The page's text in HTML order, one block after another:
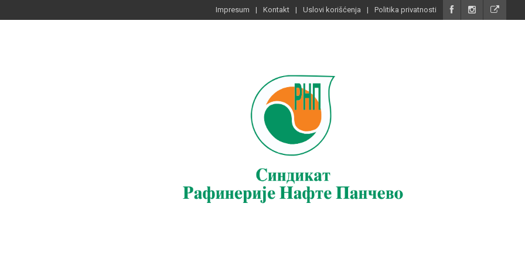
Impresum Kontakt Uslovi korišćenja Politika privatnosti